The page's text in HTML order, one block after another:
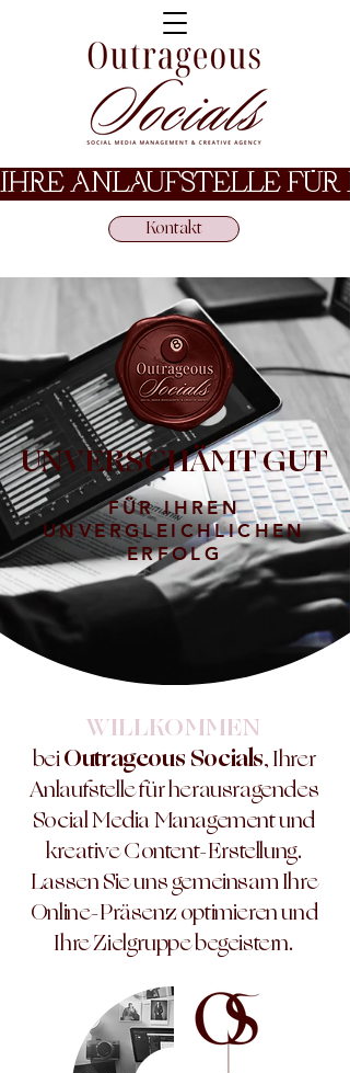
IHRE ANLAUFSTELLE
Kontakt
UNVERSCHÄMT GUT
FÜR IHREN
UNVERGLEICHLICHEN
ERFOLG
WILLKOMMEN
beiOutrageous Socials, Ihrer
Anlaufstelle für herausragendes
Social Media Management und
kreative Content-Erstellung.
Lassen Sie uns gemeinsam Ihre
Online-Präsenz optimieren und
Ihre Zielgruppe begeistern.